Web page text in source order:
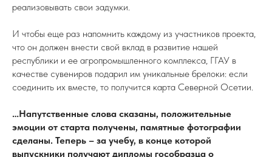
реализовывать свои задумки.
И чтобы еще раз напомнить каждому из участников проекта,
что он должен внести свой вклад в развитие нашей
республики и ее агропромышленного комплекса, ГГАУ в
качестве сувениров подарил им уникальные брелоки: если
соединить их вместе, то получится карта Северной Осетии.
…Напутственные слова сказаны, положительные
эмоции от старта получены, памятные фотографии
сделаны. Теперь – за учебу, в конце которой
выпускники получают дипломы гособразца о